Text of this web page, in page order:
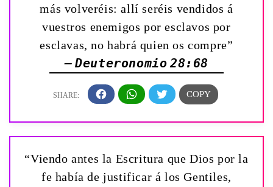
más volveréis: allí seréis vendidos á
vuestros enemigos por esclavos por
esclavas, no habrá quien os compre”
— Deuteronomio 28:68
“Viendo antes la Escritura que Dios por la
fe había de justificar á los Gentiles,